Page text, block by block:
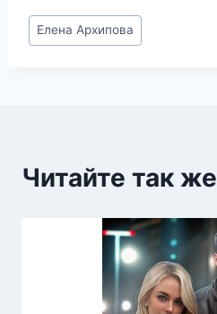
Метки
записи:
Елена Архипова
Читайте так же